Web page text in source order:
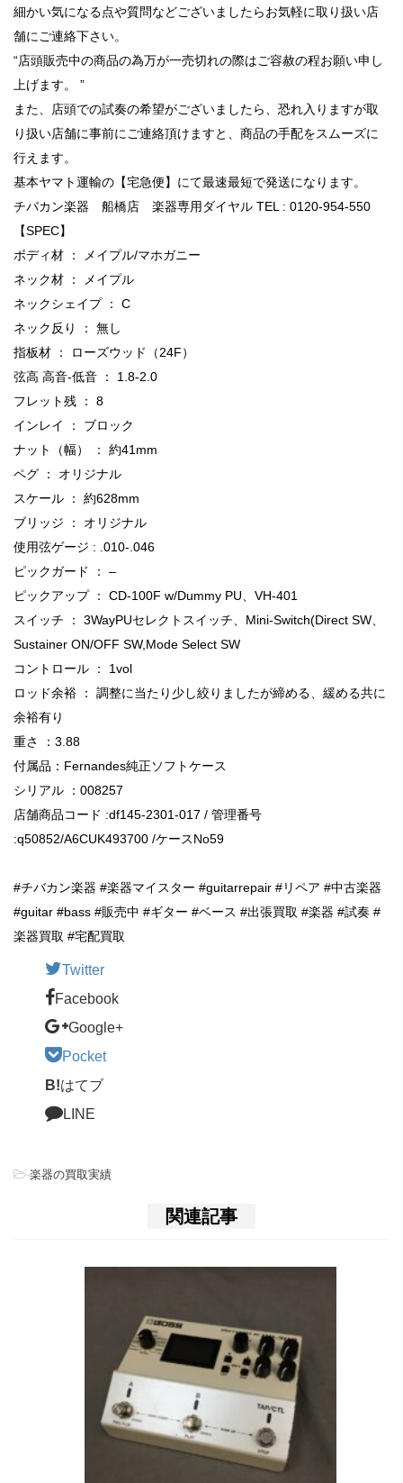
細かい気になる点や質問などございましたらお気軽に取り扱い店
舗にご連絡下さい。
“店頭販売中の商品の為万が一売切れの際はご容赦の程お願い申し
上げます。 ”
また、店頭での試奏の希望がございましたら、恐れ入りますが取
り扱い店舗に事前にご連絡頂けますと、商品の手配をスムーズに
行えます。
基本ヤマト運輸の【宅急便】にて最速最短で発送になります。
チバカン楽器 船橋店 楽器専用ダイヤル TEL : 0120-954-550
【SPEC】
ボディ材 ： メイプル/マホガニー
ネック材 ： メイプル
ネックシェイプ ： C
ネック反り ： 無し
指板材 ： ローズウッド（24F）
弦高 高音-低音 ： 1.8-2.0
フレット残 ： 8
インレイ ： ブロック
ナット（幅） ： 約41mm
ペグ ： オリジナル
スケール ： 約628mm
ブリッジ ： オリジナル
使用弦ゲージ : .010-.046
ピックガード ： –
ピックアップ ： CD-100F w/Dummy PU、VH-401
スイッチ ： 3WayPUセレクトスイッチ、Mini-Switch(Direct SW、
Sustainer ON/OFF SW,Mode Select SW
コントロール ： 1vol
ロッド余裕 ： 調整に当たり少し絞りましたが締める、緩める共に
余裕有り
重さ ：3.88
付属品：Fernandes純正ソフトケース
シリアル ：008257
店舗商品コード :df145-2301-017 / 管理番号
:q50852/A6CUK493700 /ケースNo59
#チバカン楽器 #楽器マイスター #guitarrepair #リペア #中古楽器
#guitar #bass #販売中 #ギター #ベース #出張買取 #楽器 #試奏 #
楽器買取 #宅配買取
Twitter
Facebook
Google+
Pocket
B!はてブ
LINE
-楽器の買取実績
関連記事